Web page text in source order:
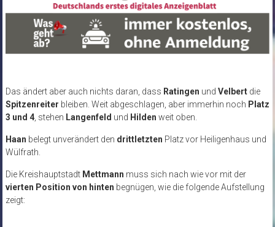
Das ändert aber auch nichts daran, dass Ratingen und Velbertdie
Spitzenreiter bleiben. Weit abgeschlagen, aber immerhin noch Platz
3 und 4, stehen Langenfeld und Hilden weit oben.
Haan belegt unverändert den drittletzten Platz vor Heiligenhaus und
Wülfrath.
Die Kreishauptstadt Mettmann muss sich nach wie vor mit der
vierten Position von hinten begnügen, wie die folgende Aufstellung
zeigt: